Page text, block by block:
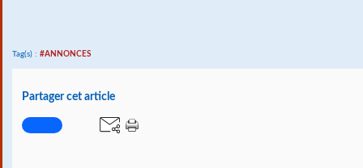
Tag(s) : #ANNONCES
Partager cet article